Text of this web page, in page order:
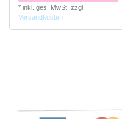
* inkl. ges. MwSt. zzgl.
Versandkosten